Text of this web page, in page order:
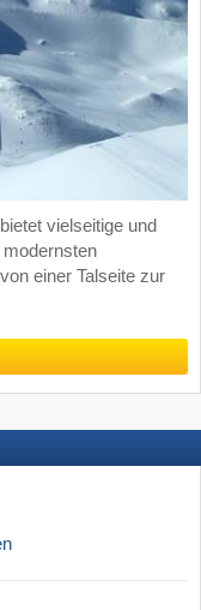
vielseitige und
einer Talseite zur